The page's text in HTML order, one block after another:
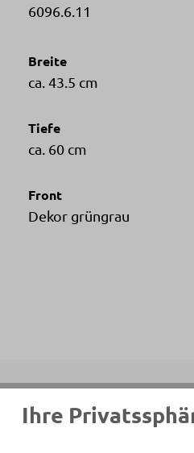
6096.6.11
Breite
ca. 43.5 cm
Tiefe
ca. 60 cm
Front
Dekor grüngrau
Ihre